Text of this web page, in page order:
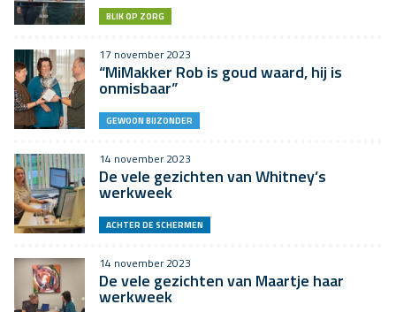
BLIK OP ZORG
17 november 2023
“MiMakker Rob is goud waard, hij is
onmisbaar”
GEWOON BIJZONDER
14 november 2023
De vele gezichten van Whitney’s
werkweek
ACHTER DE SCHERMEN
14 november 2023
De vele gezichten van Maartje haar
werkweek